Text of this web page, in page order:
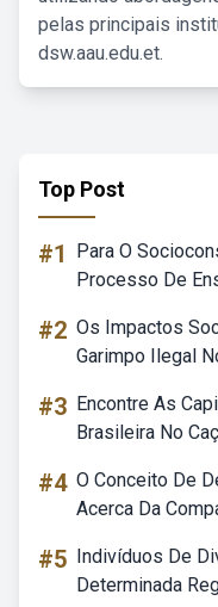
pelas principais
dsw.aau.edu.et.
Top Post
#1
Para O
Processo De
#2 Os Impactos
Garimpo Ilegal
#3 Encontre As
Brasileira No
#4 O Conceito De
Acerca Da
#5 Indivíduos De
Determinada